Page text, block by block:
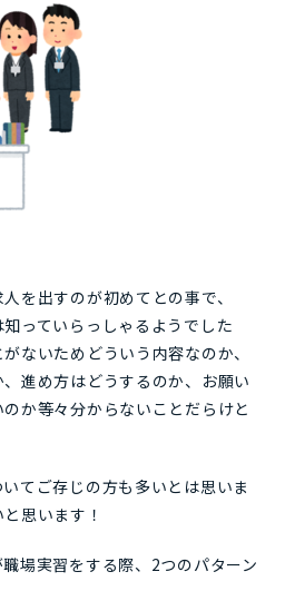
を出すのが初めてとの事で、
知っていらっしゃるようでした
ないためどういう内容なのか、
進め方はどうするのか、お願い
か等々分からないことだらけと
てご存じの方も多いとは思いま
思います！
場実習をする際、2つのパターン